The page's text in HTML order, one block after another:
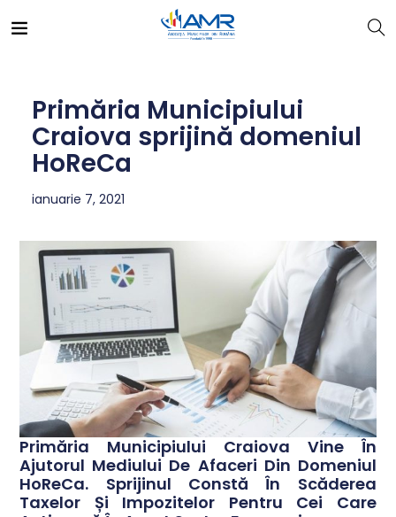
Primăria Municipiului
Craiova sprijină domeniul
HoReCa
ianuarie 7, 2021
Primăria Municipiului Craiova Vine În
Ajutorul Mediului De Afaceri Din Domeniul
HoReCa. Sprijinul Constă În Scăderea
Taxelor Și Impozitelor Pentru Cei Care